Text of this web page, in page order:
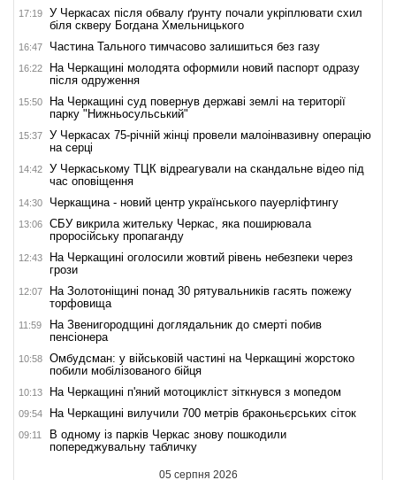
17:19
У Черкасах після обвалу ґрунту почали укріплювати схил
біля скверу Богдана Хмельницького
16:47 Частина Тального тимчасово залишиться без газу
16:22
На Черкащині молодята оформили новий паспорт одразу
після одруження
15:50
На Черкащині суд повернув державі землі на території
парку "Нижньосульський"
15:37
У Черкасах 75-річній жінці провели малоінвазивну операцію
на серці
14:42
У Черкаському ТЦК відреагували на скандальне відео під
час оповіщення
14:30 Черкащина - новий центр українського пауерліфтингу
13:06
СБУ викрила жительку Черкас, яка поширювала
проросійську пропаганду
12:43
На Черкащині оголосили жовтий рівень небезпеки через
грози
12:07
На Золотоніщині понад 30 рятувальників гасять пожежу
торфовища
11:59
На Звенигородщині доглядальник до смерті побив
пенсіонера
10:58
Омбудсман: у військовій частині на Черкащині жорстоко
побили мобілізованого бійця
10:13 На Черкащині п'яний мотоцикліст зіткнувся з мопедом
09:54 На Черкащині вилучили 700 метрів браконьєрських сіток
09:11
В одному із парків Черкас знову пошкодили
попереджувальну табличку
05 серпня 2026